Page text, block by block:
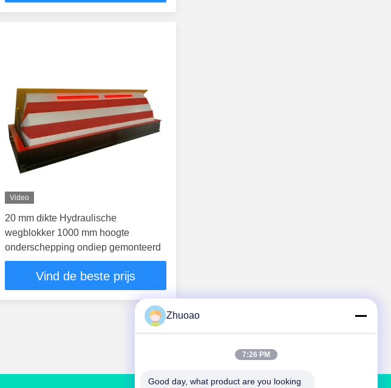
Video
20 mm dikte Hydraulische
wegblokker 1000 mm hoogte
onderschepping ondiep gemonteerd
Vind de beste prijs
Zhuoao
7:26 PM
Good day, what product are you looking